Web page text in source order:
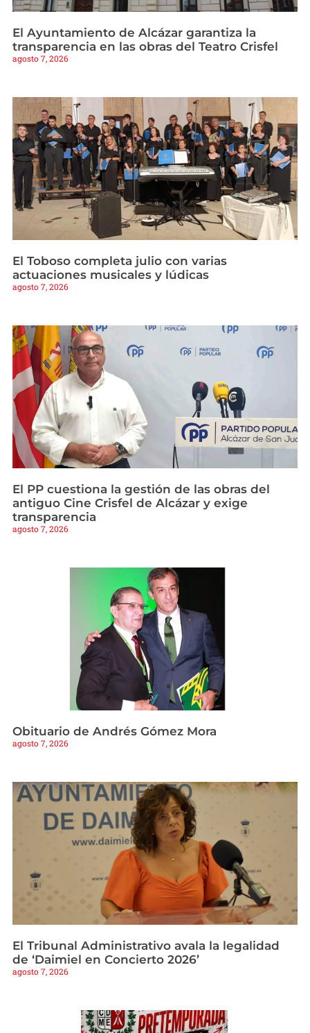
El Ayuntamiento de Alcázar garantiza la
transparencia en las obras del Teatro Crisfel
agosto 7, 2026
El Toboso completa julio con varias
actuaciones musicales y lúdicas
agosto 7, 2026
El PP cuestiona la gestión de las obras del
antiguo Cine Crisfel de Alcázar y exige
transparencia
agosto 7, 2026
Obituario de Andrés Gómez Mora
agosto 7, 2026
El Tribunal Administrativo avala la legalidad
de ‘Daimiel en Concierto 2026’
agosto 7, 2026